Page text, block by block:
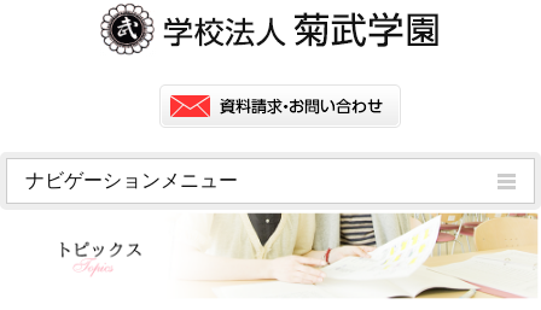
ナビゲーションメニュー